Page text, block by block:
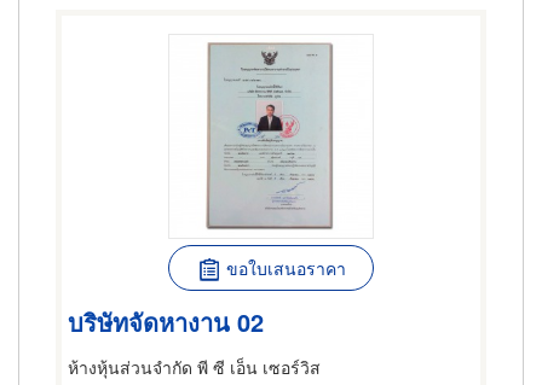
ขอใบเสนอราคา
บริษัทจัดหางาน 02
ห้างหุ้นส่วนจำกัด พี ซี เอ็น เซอร์วิส